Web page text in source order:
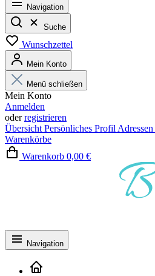
Navigation
Suche
Wunschzettel
Mein Konto
Menü schließen
Mein Konto
Anmelden
oderregistrieren
Übersicht Persönliches Profil Adressen
Warenkörbe
Warenkorb 0,00 €
Navigation